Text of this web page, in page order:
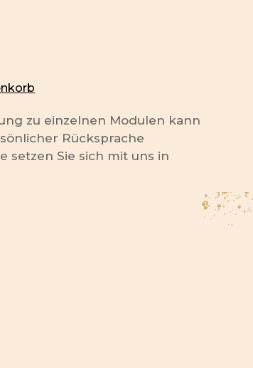
zu einzelnen Modulen kann
Rücksprache
setzen Sie sich mit uns in